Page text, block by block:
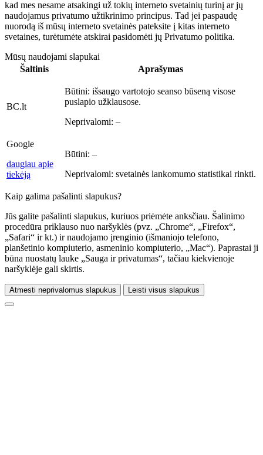
kad mes nesame atsakingi už tokių interneto svetainių turinį ar jų
naudojamus privatumo užtikrinimo principus. Tad jei paspaudę
nuorodą iš mūsų interneto svetainės pateksite į kitas interneto
svetaines, turėtumėte atskirai pasidomėti jų Privatumo politika.
Mūsų naudojami slapukai
Šaltinis
Aprašymas
BC.lt
Būtini: išsaugo vartotojo seanso būseną visose
puslapio užklausose.
Neprivalomi: –
Google
daugiau apie
tiekėją
Būtini: –
Neprivalomi: svetainės lankomumo statistikai rinkti.
Kaip galima pašalinti slapukus?
Jūs galite pašalinti slapukus, kuriuos priėmėte anksčiau. Šalinimo
procedūra priklauso nuo naršyklės (pvz. „Chrome“, „Firefox“,
„Safari“ ir kt.) ir naudojamo įrenginio (išmaniojo telefono,
planšetinio kompiuterio, asmeninio kompiuterio, „Mac“). Paprastai ji
būna nuostatų lauke „Sauga ir privatumas“, tačiau kiekvienoje
naršyklėje gali skirtis.
Atmesti neprivalomus slapukus Leisti visus slapukus